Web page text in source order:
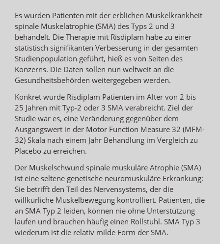
Es wurden Patienten mit der erblichen Muskelkrankheit
spinale Muskelatrophie (SMA) des Typs 2 und 3
behandelt. Die Therapie mit Risdiplam habe zu einer
statistisch signifikanten Verbesserung in der gesamten
Studienpopulation geführt, hieß es von Seiten des
Konzerns. Die Daten sollen nun weltweit an die
Gesundheitsbehörden weitergegeben werden.
Konkret wurde Risdiplam Patienten im Alter von 2 bis
25 Jahren mit Typ-2 oder 3 SMA verabreicht. Ziel der
Studie war es, eine Veränderung gegenüber dem
Ausgangswert in der Motor Function Measure 32 (MFM-
32) Skala nach einem Jahr Behandlung im Vergleich zu
Placebo zu erreichen.
Der Muskelschwund spinale muskuläre Atrophie (SMA)
ist eine seltene genetische neuromuskuläre Erkrankung:
Sie betrifft den Teil des Nervensystems, der die
willkürliche Muskelbewegung kontrolliert. Patienten, die
an SMA Typ 2 leiden, können nie ohne Unterstützung
laufen und brauchen häufig einen Rollstuhl. SMA Typ 3
wiederum ist die relativ milde Form der SMA.